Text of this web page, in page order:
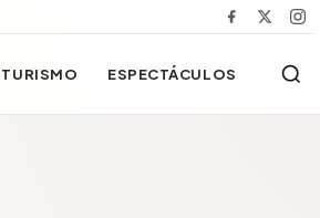
TURISMO ESPECTÁCULOS